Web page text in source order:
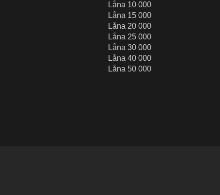
Låna 10 000
Låna 15 000
Låna 20 000
Låna 25 000
Låna 30 000
Låna 40 000
Låna 50 000